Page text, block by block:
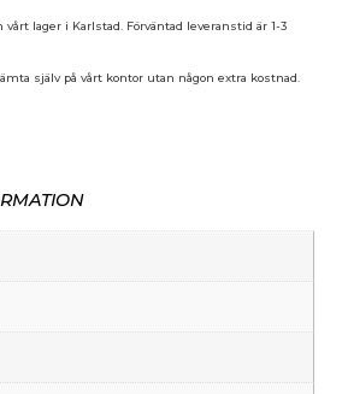
vårt lager i Karlstad. Förväntad leveranstid är 1-3
själv på vårt kontor utan någon extra kostnad.